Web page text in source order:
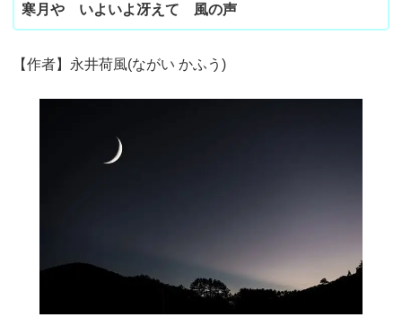
寒月や いよいよ冴えて 風の声
【作者】永井荷風(ながい かふう)